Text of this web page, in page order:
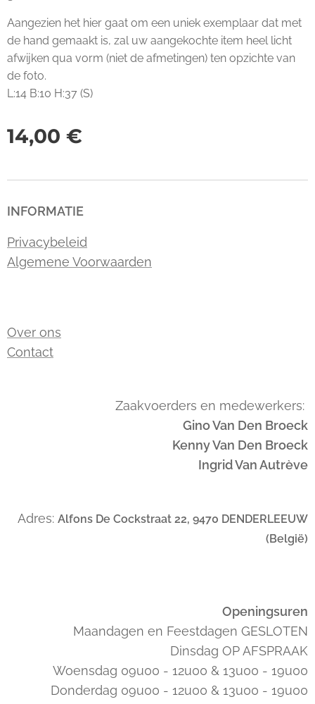
Aangezien het hier gaat om een uniek exemplaar dat met
de hand gemaakt is, zal uw aangekochte item heel licht
afwijken qua vorm (niet de afmetingen) ten opzichte van
de foto.
L:14 B:10 H:37 (S)
14,00 €
INFORMATIE
Privacybeleid
Algemene Voorwaarden
Over ons
Contact
Zaakvoerders en medewerkers:
Gino Van Den Broeck
Kenny Van Den Broeck
Ingrid Van Autrève
Adres: Alfons De Cockstraat 22, 9470 DENDERLEEUW
(België)
Openingsuren
Maandagen en Feestdagen GESLOTEN
Dinsdag OP AFSPRAAK
Woensdag 09u00 - 12u00 & 13u00 - 19u00
Donderdag 09u00 - 12u00 & 13u00 - 19u00